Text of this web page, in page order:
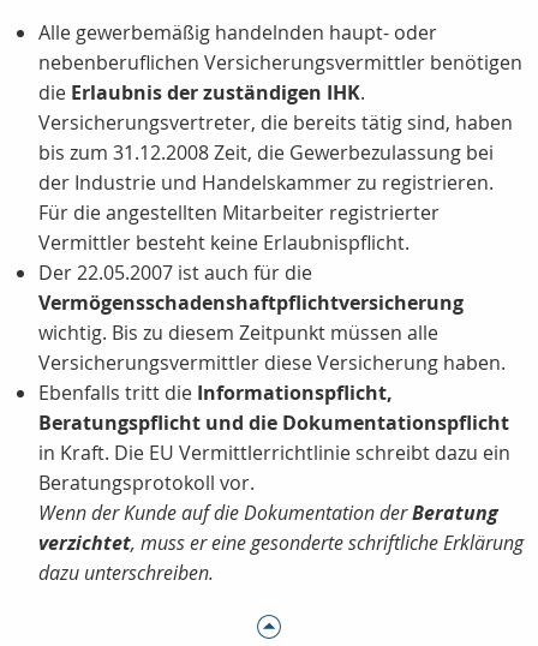
Alle gewerbemäßig handelnden haupt- oder
nebenberuflichen Versicherungsvermittler benötigen
die Erlaubnis der zuständigen IHK.
Versicherungsvertreter, die bereits tätig sind, haben
bis zum 31.12.2008 Zeit, die Gewerbezulassung bei
der Industrie und Handelskammer zu registrieren.
Für die angestellten Mitarbeiter registrierter
Vermittler besteht keine Erlaubnispflicht.
Der 22.05.2007 ist auch für die
Vermögensschadenshaftpflichtversicherung
wichtig. Bis zu diesem Zeitpunkt müssen alle
Versicherungsvermittler diese Versicherung haben.
Ebenfalls tritt die Informationspflicht,
Beratungspflicht und die Dokumentationspflicht
in Kraft. Die EU Vermittlerrichtlinie schreibt dazu ein
Beratungsprotokoll vor.
Wenn der Kunde auf die Dokumentation derBeratung
verzichtet, muss er eine gesonderte schriftliche Erklärung
dazu unterschreiben.